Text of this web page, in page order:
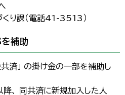
くり課（電話41-3513）
補助
済」 の掛け金の一部を補助し
降、 同共済に新規加入した人